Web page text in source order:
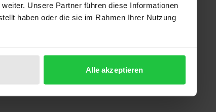
Unsere Partner führen diese Informationen
haben oder die sie im Rahmen Ihrer Nutzung
Alle akzeptieren